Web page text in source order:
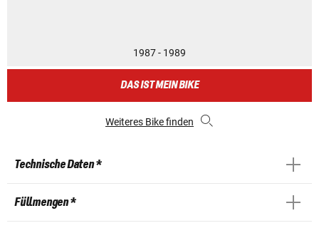
1987 - 1989
DAS IST MEIN BIKE
Weiteres Bike finden
Technische Daten *
Füllmengen *